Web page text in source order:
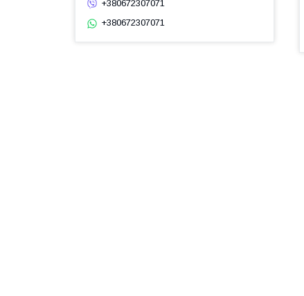
+380672307071
+380672307071